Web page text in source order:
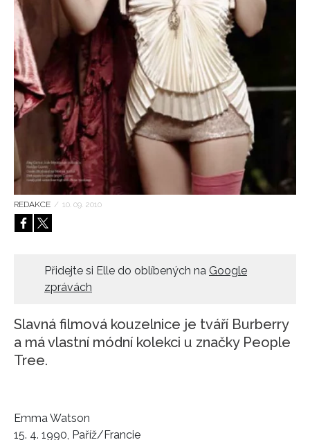
HOME
REDAKCE / 10. 09. 2010
Přidejte si Elle do oblíbených na Google
zprávách
Slavná filmová kouzelnice je tváří Burberry
a má vlastní módní kolekci u značky People
Tree.
Emma Watson
15. 4. 1990, Paříž/Francie